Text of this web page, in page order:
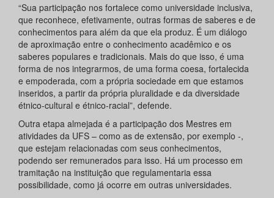
“Sua participação nos fortalece como universidade inclusiva,
que reconhece, efetivamente, outras formas de saberes e de
conhecimentos para além da que ela produz. É um diálogo
de aproximação entre o conhecimento acadêmico e os
saberes populares e tradicionais. Mais do que isso, é uma
forma de nos integrarmos, de uma forma coesa, fortalecida
e empoderada, com a própria sociedade em que estamos
inseridos, a partir da própria pluralidade e da diversidade
étnico-cultural e étnico-racial”, defende.
Outra etapa almejada é a participação dos Mestres em
atividades da UFS – como as de extensão, por exemplo -,
que estejam relacionadas com seus conhecimentos,
podendo ser remunerados para isso. Há um processo em
tramitação na instituição que regulamentaria essa
possibilidade, como já ocorre em outras universidades.